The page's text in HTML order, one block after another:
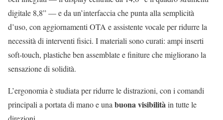
digitale 8,8” — e da un’interfaccia che punta alla semplicità
d’uso, con aggiornamenti OTA e assistente vocale per ridurre la
necessità di interventi fisici. I materiali sono curati: ampi inserti
soft‑touch, plastiche ben assemblate e finiture che migliorano la
sensazione di solidità.
L’ergonomia è studiata per ridurre le distrazioni, con i comandi
principali a portata di mano e una buona visibilitàin tutte le